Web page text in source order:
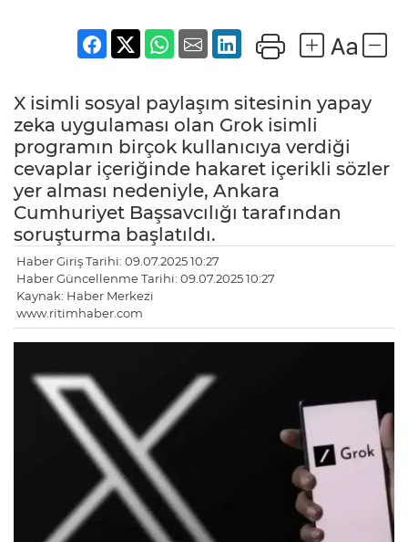
X isimli sosyal paylaşım sitesinin yapay
zeka uygulaması olan Grok isimli
programın birçok kullanıcıya verdiği
cevaplar içeriğinde hakaret içerikli sözler
yer alması nedeniyle, Ankara
Cumhuriyet Başsavcılığı tarafından
soruşturma başlatıldı.
Haber Giriş Tarihi: 09.07.2025 10:27
Haber Güncellenme Tarihi: 09.07.2025 10:27
Kaynak: Haber Merkezi
www.ritimhaber.com